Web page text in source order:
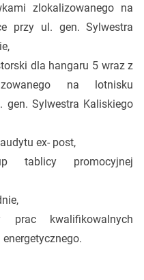
zlokalizowanego na
przy ul. gen. Sylwestra
dla hangaru 5 wraz z
na lotnisku
gen. Sylwestra Kaliskiego
ex- post,
promocyjnej
kwalifikowalnych